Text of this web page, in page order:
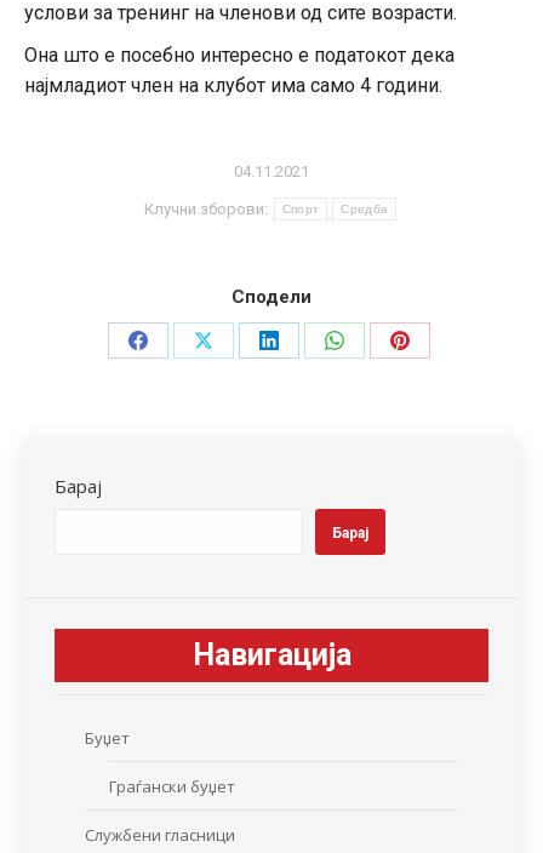
услови за тренинг на членови од сите возрасти.
Она што е посебно интересно е податокот дека
најмладиот член на клубот има само 4 години.
04.11.2021
Клучни зборови: Спорт Средба
Сподели
Share
Share
Share
Share
Share
Барај
Барај
Навигација
Буџет
Граѓански буџет
Службени гласници